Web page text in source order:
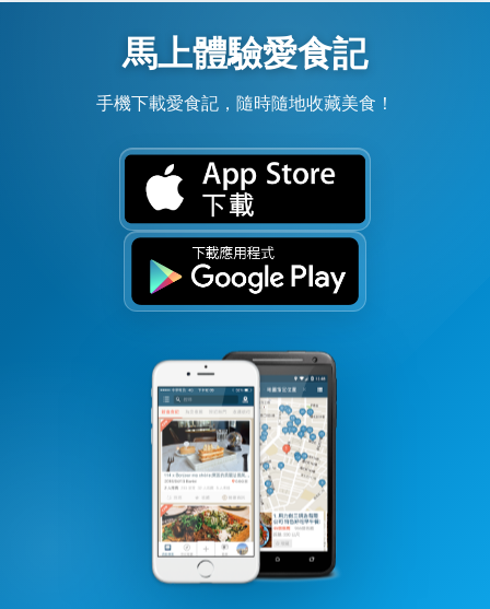
馬上體驗愛食記
手機下載愛食記，隨時隨地收藏美食！